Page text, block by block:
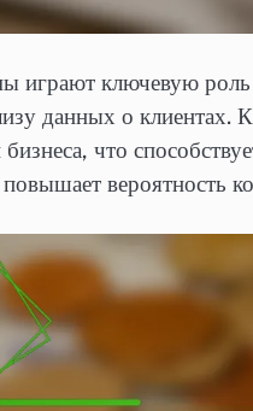
играют ключевую
данных о клиентах.
бизнеса, что
вероятность